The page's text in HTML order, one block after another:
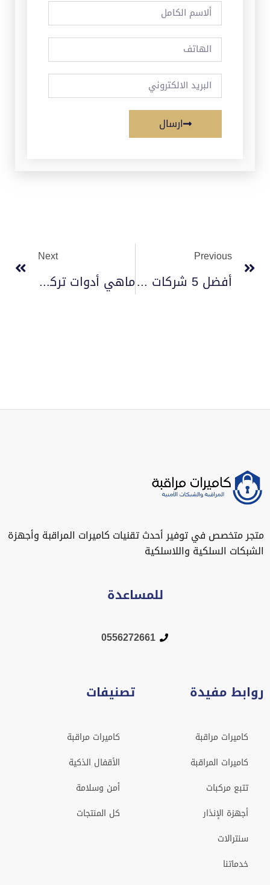
ارسال
Previous
أفضل 5 شركات مصاعد عالمية
Next
ماهي أدوات تركيب كاميرات مراقبة 2023
متجر متخصص في توفير أحدث تقنيات كاميرات المراقبة وأجهزة
الشبكات السلكية واللاسلكية
للمساعدة
0556272661
روابط مفيدة
كاميرات مراقبة
كاميرات المراقبة
تتبع مركبات
أجهزة الإنذار
سنترالات
خدماتنا
تصنيفات
كاميرات مراقبة
الأقفال الذكية
أمن وسلامة
كل المنتجات